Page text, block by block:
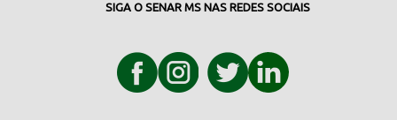
SIGA O SENAR MS NAS REDES SOCIAIS